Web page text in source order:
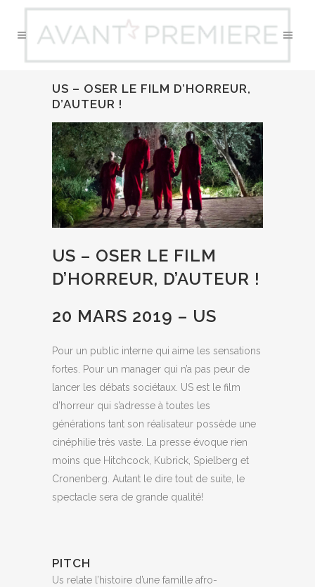
US – OSER LE FILM D’HORREUR,
D’AUTEUR !
US – OSER LE FILM
D’HORREUR, D’AUTEUR !
20 MARS 2019 – US
Pour un public interne qui aime les sensations
fortes. Pour un manager qui n’a pas peur de
lancer les débats sociétaux. US est le film
d’horreur qui s’adresse à toutes les
générations tant son réalisateur possède une
cinéphilie très vaste. La presse évoque rien
moins que Hitchcock, Kubrick, Spielberg et
Cronenberg. Autant le dire tout de suite, le
spectacle sera de grande qualité!
PITCH
Us relate l’histoire d’une famille afro-